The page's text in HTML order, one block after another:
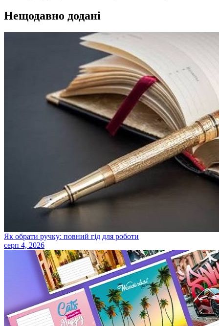
Нещодавно додані
Як обрати ручку: повний гід для роботи
серп 4, 2026